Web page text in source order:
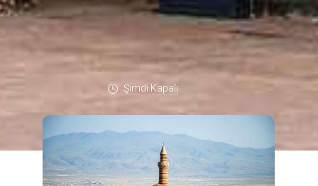
Şimdi Kapalı